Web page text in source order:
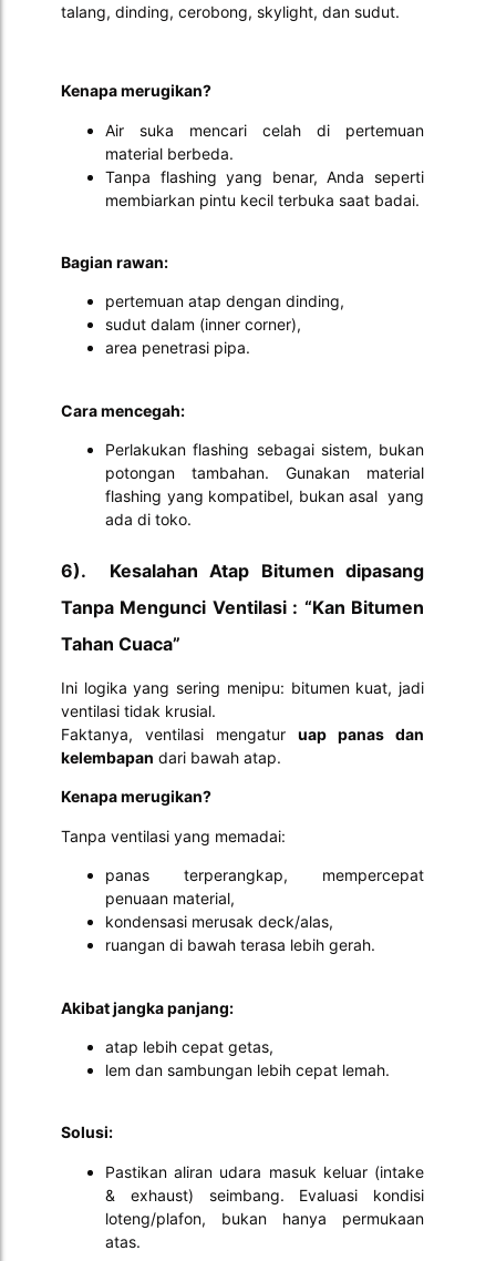
talang, dinding, cerobong, skylight, dan sudut.
Kenapa merugikan?
Air suka mencari celah di pertemuan
material berbeda.
Tanpa flashing yang benar, Anda seperti
membiarkan pintu kecil terbuka saat badai.
Bagian rawan:
pertemuan atap dengan dinding,
sudut dalam (inner corner),
area penetrasi pipa.
Cara mencegah:
Perlakukan flashing sebagai sistem, bukan
potongan tambahan. Gunakan material
flashing yang kompatibel, bukan asal yang
ada di toko.
6). Kesalahan Atap Bitumen dipasang
Tanpa Mengunci Ventilasi : “Kan Bitumen
Tahan Cuaca”
Ini logika yang sering menipu: bitumen kuat, jadi
ventilasi tidak krusial.
Faktanya, ventilasi mengatur uap panas dan
kelembapan dari bawah atap.
Kenapa merugikan?
Tanpa ventilasi yang memadai:
panas terperangkap, mempercepat
penuaan material,
kondensasi merusak deck/alas,
ruangan di bawah terasa lebih gerah.
Akibat jangka panjang:
atap lebih cepat getas,
lem dan sambungan lebih cepat lemah.
Solusi:
Pastikan aliran udara masuk keluar (intake
& exhaust) seimbang. Evaluasi kondisi
loteng/plafon, bukan hanya permukaan
atas.